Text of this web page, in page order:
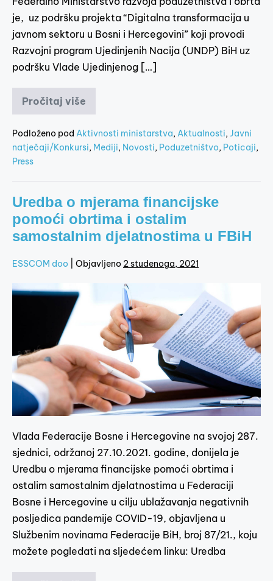
je, uz podršku projekta “Digitalna transformacija u
javnom sektoru u Bosni i Hercegovini” koji provodi
Razvojni program Ujedinjenih Nacija (UNDP) BiH uz
podršku Vlade Ujedinjenog […]
Pročitaj više
Podloženo pod Aktivnosti ministarstva,Aktualnosti,Javni
natječaji/Konkursi, Mediji, Novosti, Poduzetništvo, Poticaji,
Press
Uredba o mjerama financijske
pomoći obrtima i ostalim
samostalnim djelatnostima u FBiH
ESSCOM doo Objavljeno 2 studenoga, 2021
Vlada Federacije Bosne i Hercegovine na svojoj 287.
sjednici, održanoj 27.10.2021. godine, donijela je
Uredbu o mjerama financijske pomoći obrtima i
ostalim samostalnim djelatnostima u Federaciji
Bosne i Hercegovine u cilju ublažavanja negativnih
posljedica pandemije COVID-19, objavljena u
Službenim novinama Federacije BiH, broj 87/21., koju
možete pogledati na sljedećem linku: Uredba